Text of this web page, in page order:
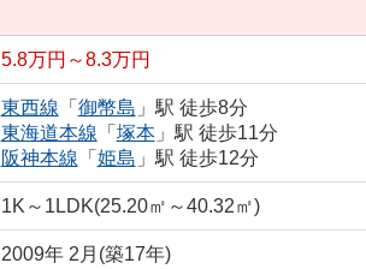
5.8万円～8.3万円
東西線 「 御幣島 」駅 徒歩8分
東海道本線 「 塚本」駅 徒歩11分
阪神本線 「 姫島 」駅 徒歩12分
1K～1LDK(25.20㎡～40.32㎡)
2009年 2月(築17年)